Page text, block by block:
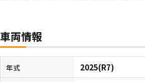
車両情報
年式 2025(R7)